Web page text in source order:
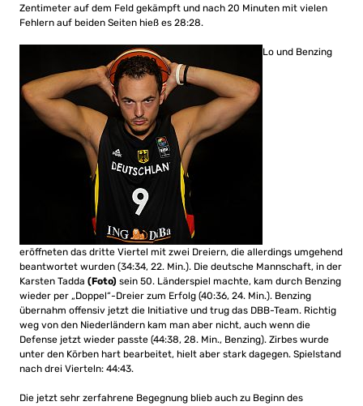
Zentimeter auf dem Feld gekämpft und nach 20 Minuten mit vielen
Fehlern auf beiden Seiten hieß es 28:28.
Lo und Benzing
eröffneten das dritte Viertel mit zwei Dreiern, die allerdings umgehend
beantwortet wurden (34:34, 22. Min.). Die deutsche Mannschaft, in der
Karsten Tadda (Foto) sein 50. Länderspiel machte, kam durch Benzing
wieder per „Doppel“-Dreier zum Erfolg (40:36, 24. Min.). Benzing
übernahm offensiv jetzt die Initiative und trug das DBB-Team. Richtig
weg von den Niederländern kam man aber nicht, auch wenn die
Defense jetzt wieder passte (44:38, 28. Min., Benzing). Zirbes wurde
unter den Körben hart bearbeitet, hielt aber stark dagegen. Spielstand
nach drei Vierteln: 44:43.
Die jetzt sehr zerfahrene Begegnung blieb auch zu Beginn des